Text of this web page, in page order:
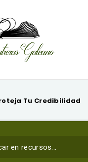
Tu Credibilidad